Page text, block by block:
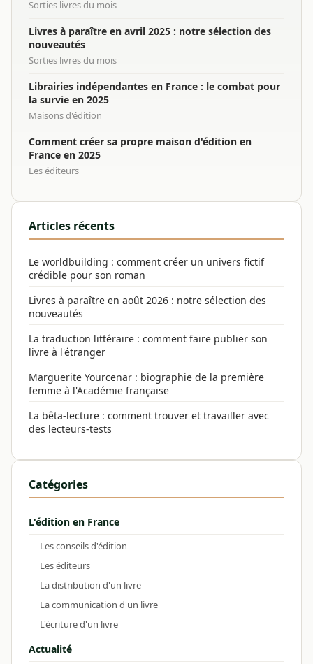
Sorties livres du mois
Livres à paraître en avril 2025 : notre sélection des
nouveautés
Sorties livres du mois
Librairies indépendantes en France : le combat pour
la survie en 2025
Maisons d'édition
Comment créer sa propre maison d'édition en
France en 2025
Les éditeurs
Articles récents
Le worldbuilding : comment créer un univers fictif
crédible pour son roman
Livres à paraître en août 2026 : notre sélection des
nouveautés
La traduction littéraire : comment faire publier son
livre à l'étranger
Marguerite Yourcenar : biographie de la première
femme à l'Académie française
La bêta-lecture : comment trouver et travailler avec
des lecteurs-tests
Catégories
L'édition en France
Les conseils d'édition
Les éditeurs
La distribution d'un livre
La communication d'un livre
L'écriture d'un livre
Actualité